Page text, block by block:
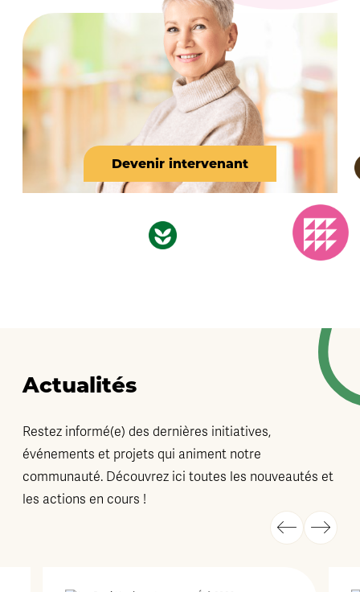
Devenir intervenant
Actualités
Restez informé(e) des dernières initiatives,
événements et projets qui animent notre
communauté. Découvrez ici toutes les nouveautés et
les actions en cours !